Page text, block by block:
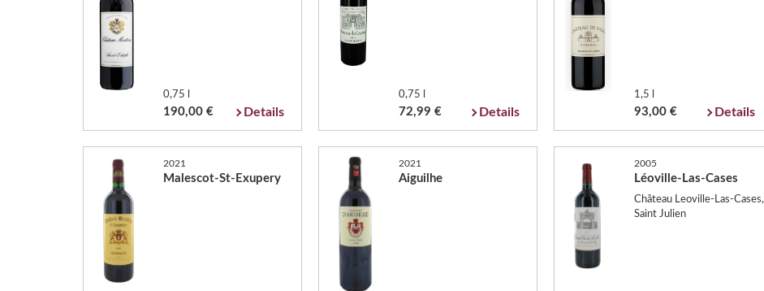
0,75 l
190,00 € Details
0,75 l
72,99 € Details
1,5 l
93,00 € Details
2021
Malescot-St-Exupery
2021
Aiguilhe
2005
Léoville-Las-Cases
Château Leoville-Las-Cases,
Saint Julien